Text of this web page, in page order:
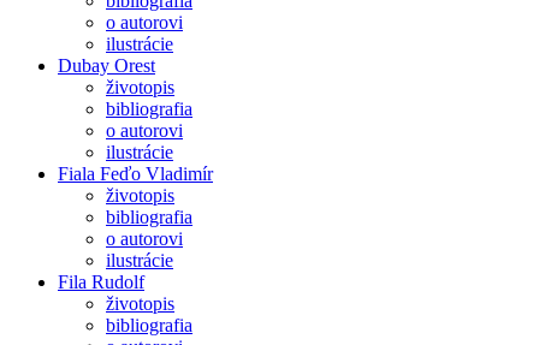
o autorovi
ilustrácie
Dubay Orest
životopis
bibliografia
o autorovi
ilustrácie
Fiala Feďo Vladimír
životopis
bibliografia
o autorovi
ilustrácie
Fila Rudolf
životopis
bibliografia